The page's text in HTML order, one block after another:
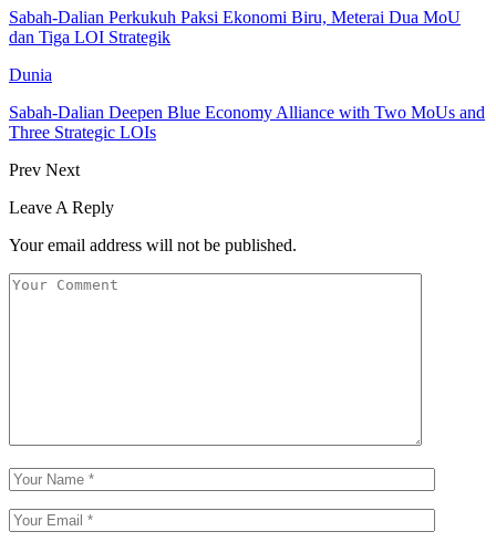
Sabah-Dalian Perkukuh Paksi Ekonomi Biru, Meterai Dua MoU
dan Tiga LOI Strategik
Dunia
Sabah-Dalian Deepen Blue Economy Alliance with Two MoUs and
Three Strategic LOIs
Prev Next
Leave A Reply
Your email address will not be published.